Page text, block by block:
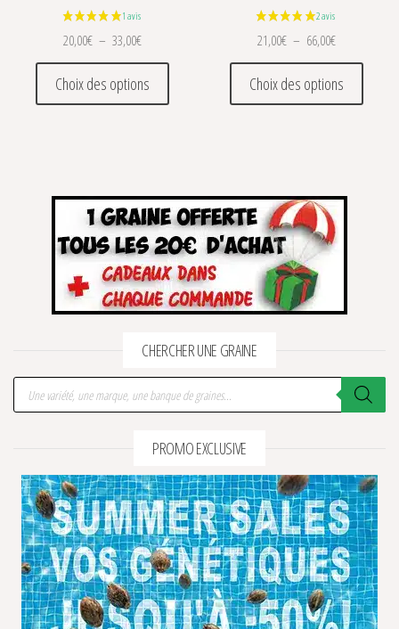
2 avis
20,00€ – 33,00€Plage de prix : 20,00€ à 33,00€
Choix des options
Ce produit a plusieurs variations. Les
21,00€ – 66,00€Plage de prix
Choix des options
Ce
CHERCHER UNE GRAINE
Recherche de produits
PROMO EXCLUSIVE